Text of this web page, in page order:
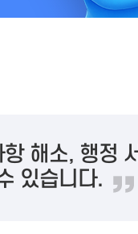
해소, 행정
있습니다.